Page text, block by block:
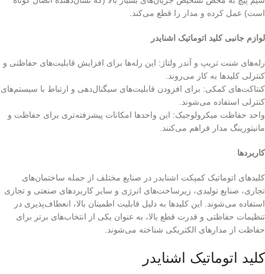
است) عمل کرده و مدار را قطع می‌کند.
لوازم جانبی کلید اتوماتیک اشنایدر
رله‌های شنت تریپ و آندر ولتاژ: این رله‌ها برای افزایش قابلیت‌های حفاظتی و
کنترلی کلیدها به کار می‌روند.
کنتاکت‌های کمکی: برای افزودن قابلیت‌های سیگنال‌دهی و ارتباط با سیستم‌های
کنترلی استفاده می‌شوند.
واحد حفاظت میکرولوجیک: این واحدها امکانات پیشرفته‌تری برای حفاظت و
مانیتورینگ مدار فراهم می‌کنند.
کاربردها
کلیدهای اتوماتیک کمپکت اشنایدر در صنایع مختلف از جمله ساختمان‌های
تجاری، صنایع تولیدی، زیرساخت‌های انرژی و سایر کاربردهای صنعتی و تجاری
استفاده می‌شوند. این کلیدها به دلیل قابلیت اطمینان بالا، انعطاف‌پذیری در
تنظیمات حفاظتی و قدرت قطع بالا، به عنوان یکی از انتخاب‌های برتر برای
حفاظت از مدارهای الکتریکی شناخته می‌شوند.
کلید اتوماتیک اشنایدر